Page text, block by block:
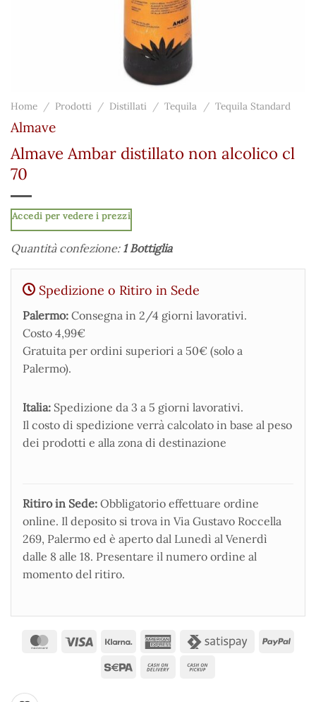
Home / Prodotti / Distillati / Tequila / Tequila Standard
Almave
Almave Ambar distillato non alcolico cl
70
Accedi per vedere i prezzi
Quantità confezione: 1 Bottiglia
Spedizione o Ritiro in Sede
Palermo: Consegna in 2/4 giorni lavorativi.
Costo 4,99€
Gratuita per ordini superiori a 50€ (solo a
Palermo).
Italia: Spedizione da 3 a 5 giorni lavorativi.
Il costo di spedizione verrà calcolato in base al peso
dei prodotti e alla zona di destinazione
Ritiro in Sede: Obbligatorio effettuare ordine
online. Il deposito si trova in Via Gustavo Roccella
269, Palermo ed è aperto dal Lunedì al Venerdì
dalle 8 alle 18. Presentare il numero ordine al
momento del ritiro.